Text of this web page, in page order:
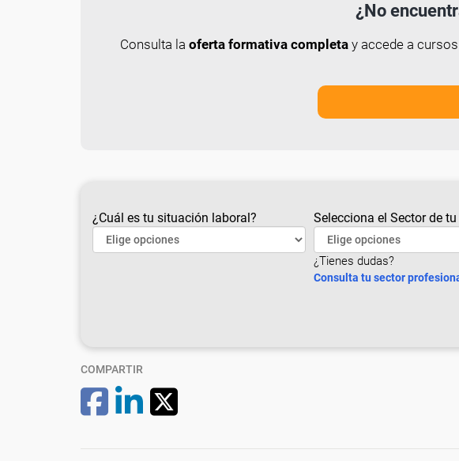
¿No
Consulta la oferta formativa completay accede a
¿Cuál es tu situación laboral? Selecciona el Sector de
¿Tienes dudas?
Consulta tu sector
COMPARTIR